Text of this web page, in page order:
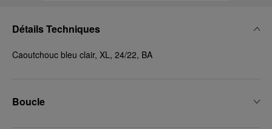
Détails Techniques
Caoutchouc bleu clair, XL, 24/22, BA
Boucle
donnez votre consentement pour l’utilisation
En cliquant sur « Tout refuser », vous
pour l’utilisation des cookies techniques.